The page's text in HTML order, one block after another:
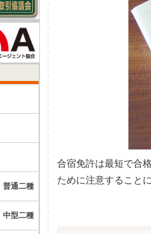
合宿免許は最短で合
ために注意すること
普通二種
中型二種